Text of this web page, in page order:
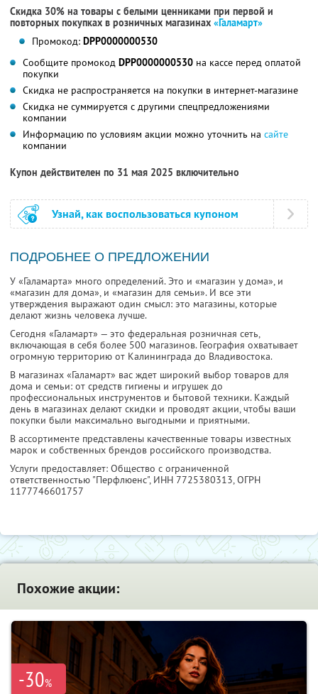
Скидка 30% на товары с белыми ценниками при первой и
повторных покупках в розничных магазинах «Галамарт»
Промокод: DPP0000000530
Сообщите промокод DPP0000000530 на кассе перед оплатой
покупки
Скидка не распространяется на покупки в интернет-магазине
Скидка не суммируется с другими спецпредложениями
компании
Информацию по условиям акции можно уточнить на сайте
компании
Купон действителен по 31 мая 2025 включительно
Узнай, как воспользоваться купоном
ПОДРОБНЕЕ О ПРЕДЛОЖЕНИИ
У «Галамарта» много определений. Это и «магазин у дома», и
«магазин для дома», и «магазин для семьи». И все эти
утверждения выражают один смысл: это магазины, которые
делают жизнь человека лучше.
Сегодня «Галамарт» — это федеральная розничная сеть,
включающая в себя более 500 магазинов. География охватывает
огромную территорию от Калининграда до Владивостока.
В магазинах «Галамарт» вас ждет широкий выбор товаров для
дома и семьи: от средств гигиены и игрушек до
профессиональных инструментов и бытовой техники. Каждый
день в магазинах делают скидки и проводят акции, чтобы ваши
покупки были максимально выгодными и приятными.
В ассортименте представлены качественные товары известных
марок и собственных брендов российского производства.
Услуги предоставляет: Общество с ограниченной
ответственностью "Перфлюенс", ИНН 7725380313, ОГРН
1177746601757
Похожие акции:
-30%